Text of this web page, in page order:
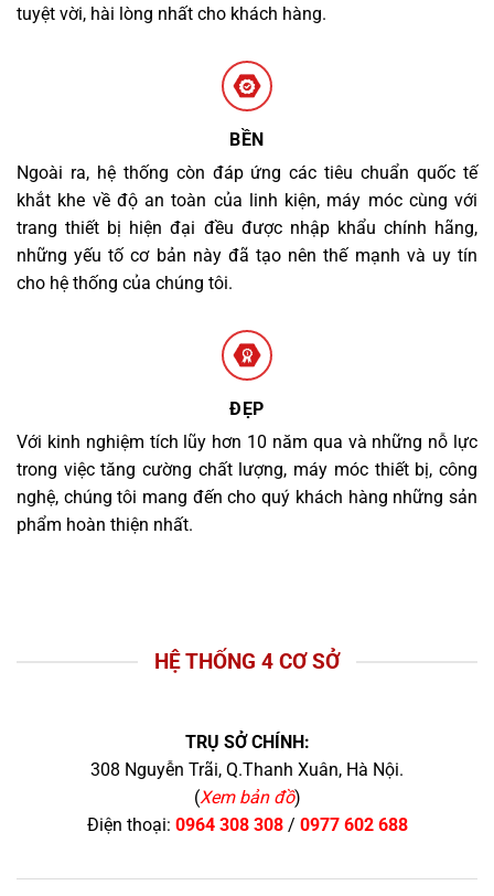
tuyệt vời, hài lòng nhất cho khách hàng.
BỀN
Ngoài ra, hệ thống còn đáp ứng các tiêu chuẩn quốc tế
khắt khe về độ an toàn của linh kiện, máy móc cùng với
trang thiết bị hiện đại đều được nhập khẩu chính hãng,
những yếu tố cơ bản này đã tạo nên thế mạnh và uy tín
cho hệ thống của chúng tôi.
ĐẸP
Với kinh nghiệm tích lũy hơn 10 năm qua và những nỗ lực
trong việc tăng cường chất lượng, máy móc thiết bị, công
nghệ, chúng tôi mang đến cho quý khách hàng những sản
phẩm hoàn thiện nhất.
HỆ THỐNG 4 CƠ SỞ
TRỤ SỞ CHÍNH:
308 Nguyễn Trãi, Q.Thanh Xuân, Hà Nội.
(Xem bản đồ)
Điện thoại: 0964 308 308/ 0977 602 688